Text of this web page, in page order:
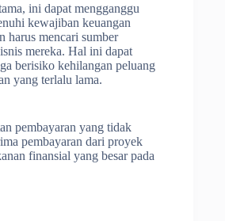
ini dapat mengganggu
kewajiban keuangan
harus mencari sumber
mereka. Hal ini dapat
berisiko kehilangan peluang
yang terlalu lama.
pembayaran yang tidak
pembayaran dari proyek
finansial yang besar pada